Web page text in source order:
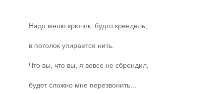
Надо мною крючок, будто крендель,
в потолок упирается нить.
Что вы, что вы, я вовсе не сбрендил,
будет сложно мне перезвонить...